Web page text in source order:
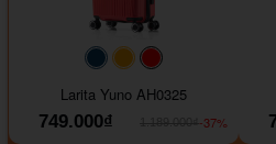
#093f69#ffa500
Larita Yuno AH0325
749.000₫
-37%